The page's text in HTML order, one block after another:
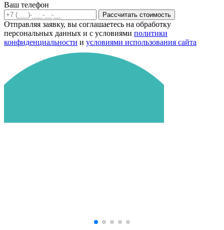
Ваш телефон
Рассчитать стоимость
Отправляя заявку, вы соглашаетесь на обработку
персональных данных и с условиями политики
конфиденциальности и условиями использования сайта